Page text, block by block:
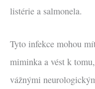
listérie a salmonela.
Tyto infekce mohou
miminka a vést k
vážnými